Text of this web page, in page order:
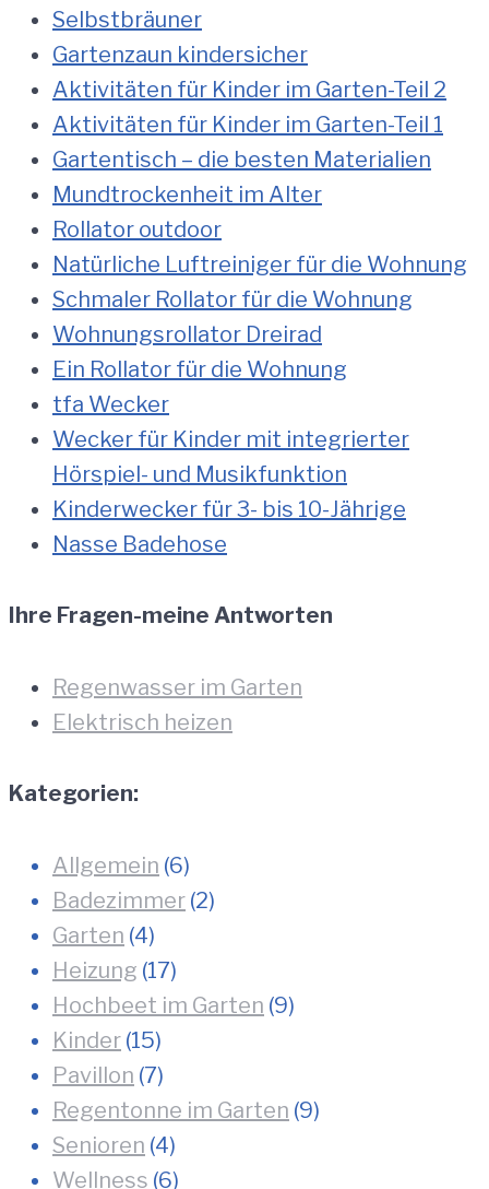
Selbstbräuner
Gartenzaun kindersicher
Aktivitäten für Kinder im Garten-Teil 2
Aktivitäten für Kinder im Garten-Teil 1
Gartentisch – die besten Materialien
Mundtrockenheit im Alter
Rollator outdoor
Natürliche Luftreiniger für die Wohnung
Schmaler Rollator für die Wohnung
Wohnungsrollator Dreirad
Ein Rollator für die Wohnung
tfa Wecker
Wecker für Kinder mit integrierter
Hörspiel- und Musikfunktion
Kinderwecker für 3- bis 10-Jährige
Nasse Badehose
Ihre Fragen-meine Antworten
Regenwasser im Garten
Elektrisch heizen
Kategorien:
Allgemein (6)
Badezimmer (2)
Garten (4)
Heizung (17)
Hochbeet im Garten (9)
Kinder (15)
Pavillon (7)
Regentonne im Garten (9)
Senioren (4)
Wellness (6)